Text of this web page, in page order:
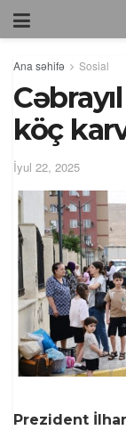
Ana səhifə Sosial
köç
İyul 22, 2025
Prezident